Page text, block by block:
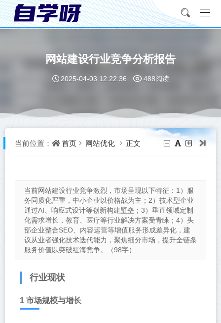
网站建设行业竞争分析报告
2025-04-03 12:22:36 488阅读
当前位置： 首页 网站优化 正文
当前网站建设行业竞争激烈，市场呈现以下特征：1）服
务同质化严重，中小企业以价格战为主；2）技术型企业
通过AI、响应式设计等创新构建壁垒；3）垂直领域定制
化需求增长，教育、医疗等行业解决方案受青睐；4）头
部企业整合SEO、内容运营等增值服务形成差异化，建
议从业者强化技术迭代能力，聚焦细分市场，提升全链条
服务价值以突破红海竞争。（98字）
行业现状
1 市场规模与增长